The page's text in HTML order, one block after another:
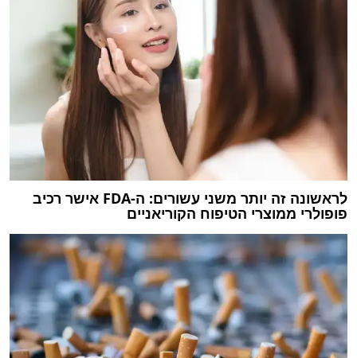
לראשונה זה יותר משני עשורים: ה-FDA אישר רכיב
פופולרי ממוצרי הטיפוח הקוריאניים